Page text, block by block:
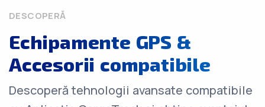
DESCOPERĂ
Echipamente GPS &
Accesorii compatibile
Descoperă tehnologii avansate compatibile